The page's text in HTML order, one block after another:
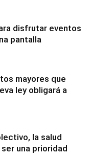
disfrutar eventos
pantalla
mayores que
ley obligará a
la salud
una prioridad